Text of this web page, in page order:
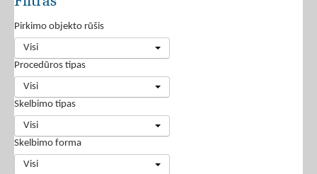
Pirkimo objekto rūšis
Visi
Procedūros tipas
Visi
Skelbimo tipas
Visi
Skelbimo forma
Visi